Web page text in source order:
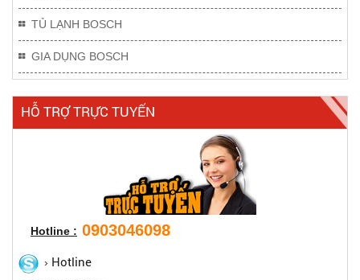
TỦ LẠNH BOSCH
GIA DỤNG BOSCH
HỖ TRỢ TRỰC TUYẾN
Hotline : 0903046098
Hotline